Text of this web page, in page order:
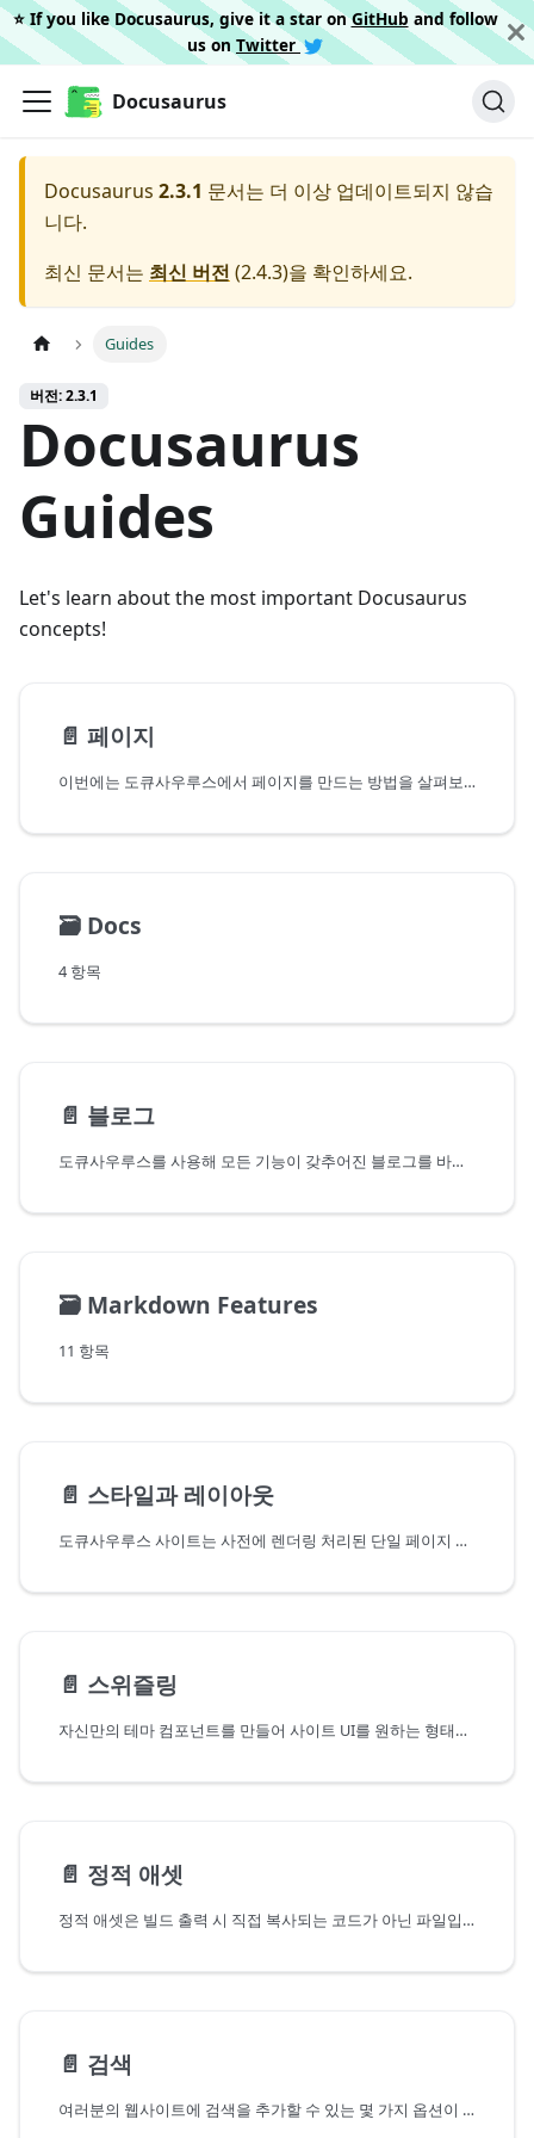
⭐️ If you like Docusaurus, give it a star onGitHub and follow
us on Twitter
Docusaurus
Docusaurus 2.3.1 문서는 더 이상 업데이트되지 않습
니다.
최신 문서는 최신 버전 (2.4.3)을 확인하세요.
Guides
버전: 2.3.1
Docusaurus
Guides
Let's learn about the most important Docusaurus
concepts!
📄️ 페이지
이번에는 도큐사우루스에서 페이지를 만드는 방법을 살펴보겠습니다.
🗃️ Docs
4 항목
📄️ 블로그
도큐사우루스를 사용해 모든 기능이 갖추어진 블로그를 바로 배포하세요.
🗃️ Markdown Features
11 항목
📄️ 스타일과 레이아웃
도큐사우루스 사이트는 사전에 렌더링 처리된 단일 페이지 리액트 애플리케이션입니다. 여러분은 리액트 앱에 스타일을 적용하는 것처럼 도큐사우루스 사이트의 스타일을 지정할 수 있습니다.
📄️ 스위즐링
자신만의 테마 컴포넌트를 만들어 사이트 UI를 원하는 형태로 구성합니다.
📄️ 정적 애셋
정적 애셋은 빌드 출력 시 직접 복사되는 코드가 아닌 파일입니다. 정적 애셋을 처리하는 방법과 모범적인 사용 사례를 살펴보세요.
📄️ 검색
여러분의 웹사이트에 검색을 추가할 수 있는 몇 가지 옵션이 있습니다.